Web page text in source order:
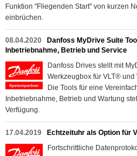
Funktion "Fliegenden Start" von kurzen
einbrüchen.
08.04.2020
Danfoss MyDrive Suite
Inbetriebnahme, Betrieb und Service
Danfoss Drives stellt mit
Werkzeugbox für VLT®
Die Tools für eine
Inbetriebnahme, Betrieb und Wartung
Verfügung.
17.04.2019
Echtzeituhr als Option für
Fortschrittliche